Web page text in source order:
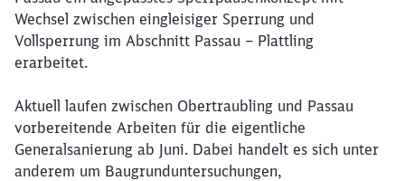
Wechsel zwischen eingleisiger Sperrung und
Vollsperrung im Abschnitt Passau – Plattling
erarbeitet.
Aktuell laufen zwischen Obertraubling und Passau
vorbereitende Arbeiten für die eigentliche
Generalsanierung ab Juni. Dabei handelt es sich unter
anderem um Baugrunduntersuchungen,